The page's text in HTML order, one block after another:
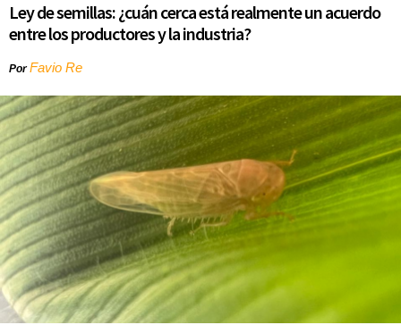
Ley de semillas: ¿cuán cerca está realmente un acuerdo
entre los productores y la industria?
PorFavio Re